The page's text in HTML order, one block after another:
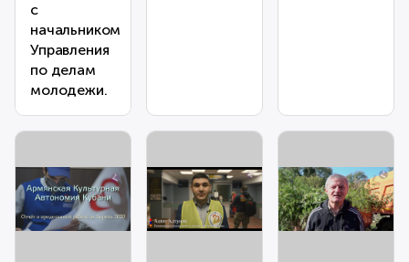
с
начальником
Управления
по делам
молодежи.